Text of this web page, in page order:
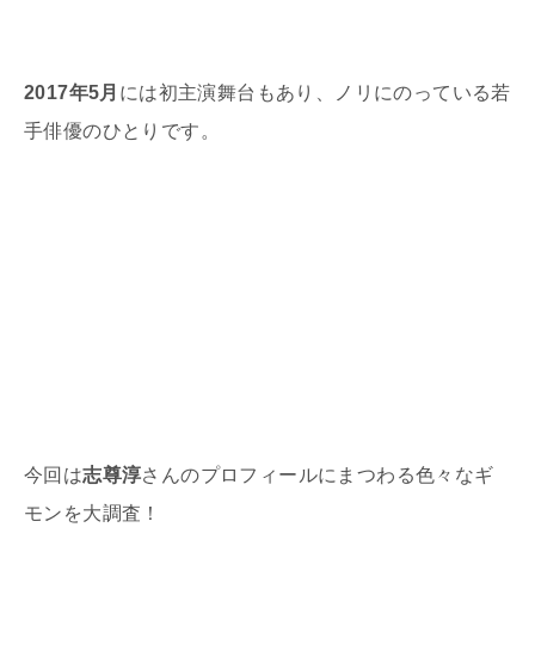
2017年5月 には初主演舞台もあり、ノリにのっている若
手俳優のひとりです。
今回は志尊淳さんのプロフィールにまつわる色々なギ
モンを大調査！